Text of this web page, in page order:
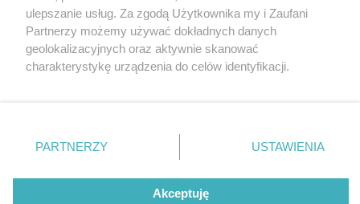
polityką prywatności
Twojemiasto
Piekary Śląskie
Chorzów
Tarnowskie Góry
Gliwice
Skontakuj sięz nami
Kontakt
Redakcja
Newsletter
ulepszanie usług. Za zgodą Użytkownika my i Zaufani
Partnerzy możemy używać dokładnych danych
geolokalizacyjnych oraz aktywnie skanować
charakterystykę urządzenia do celów identyfikacji.
zmienić/wycofać klikając przycisk ustawień prywatności
znajdujący się w lewym dolnym rogu strony
rodzaje przetwarzania danych nie wymagają zgody
użytkownika, ale masz prawo sprzeciwić się takiemu
PARTNERZY USTAWIENIA
Akceptuję